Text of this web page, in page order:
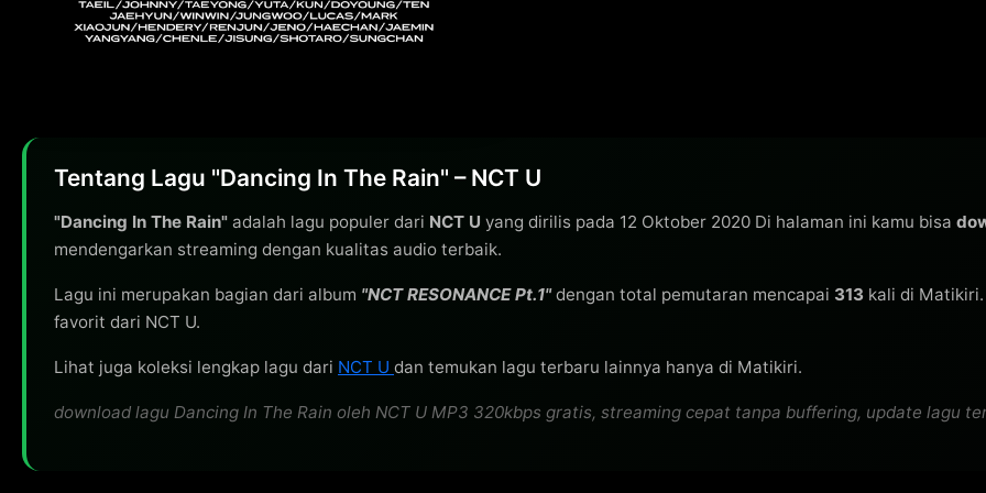
Tentang Lagu "Dancing In The Rain" – NCT U
"Dancing In The Rain" adalah lagu populer dari NCT U yang dirilis pada 12 Oktober 2020 Di halaman ini kamu bisa
mendengarkan streaming dengan kualitas audio terbaik.
Lagu ini merupakan bagian dari album "NCT RESONANCE Pt.1"dengan total pemutaran mencapai 313 kali di
favorit dari NCT U.
Lihat juga koleksi lengkap lagu dari NCT U dan temukan lagu terbaru lainnya hanya di Matikiri.
download lagu Dancing In The Rain oleh NCT U MP3 320kbps gratis, streaming cepat tanpa buffering, update lagu